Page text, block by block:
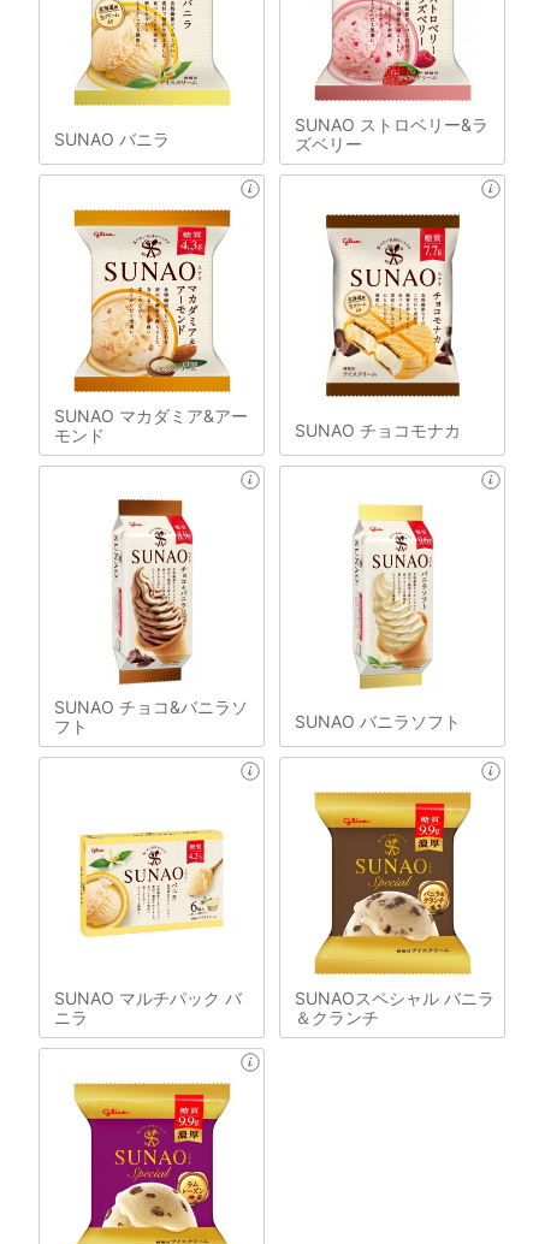
SUNAO バニラ
SUNAO ストロベリー&ラ
ズベリー
SUNAO マカダミア&アー
モンド
SUNAO チョコモナカ
SUNAO チョコ&バニラソ
フト
SUNAO バニラソフト
SUNAO マルチパック バ
ニラ
SUNAOスペシャル バニラ
＆クランチ